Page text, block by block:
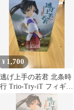
¥ 1,700
逃げ上手の若君 北条時
行 Trio-Try-iT フィギュ